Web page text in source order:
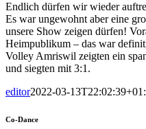
Endlich dürfen wir wieder
Es war ungewohnt aber eine
unsere Show zeigen dürfen!
Heimpublikum – das war
Volley Amriswil zeigten ein
und siegten mit 3:1.
editor2022-03-
Co-Dance